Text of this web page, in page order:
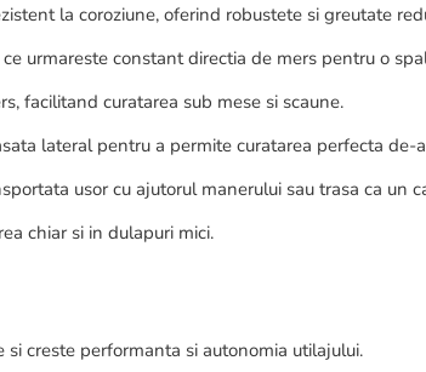
la coroziune, oferind robustete si greutate
urmareste constant directia de mers pentru o
facilitand curatarea sub mese si scaune.
lateral pentru a permite curatarea perfecta de-
usor cu ajutorul manerului sau trasa ca un
chiar si in dulapuri mici.
si creste performanta si autonomia utilajului.